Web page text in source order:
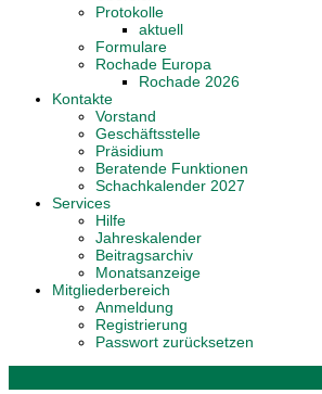
Protokolle
aktuell
Formulare
Rochade Europa
Rochade 2026
Kontakte
Vorstand
Geschäftsstelle
Präsidium
Beratende Funktionen
Schachkalender 2027
Services
Hilfe
Jahreskalender
Beitragsarchiv
Monatsanzeige
Mitgliederbereich
Anmeldung
Registrierung
Passwort zurücksetzen